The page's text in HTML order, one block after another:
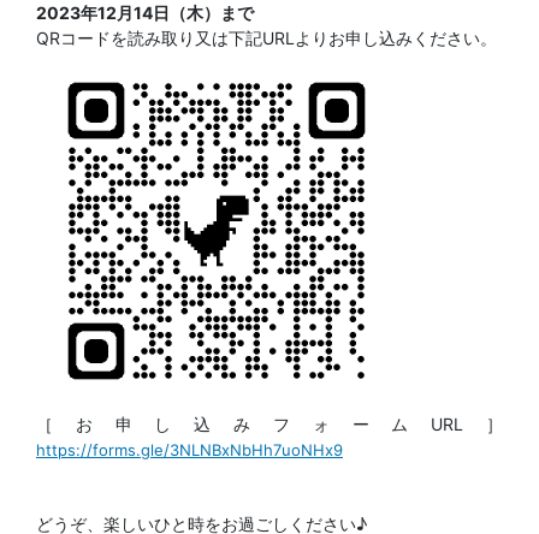
2023年12月14日（木）まで
QRコードを読み取り又は下記URL よりお申し込みください。
［お申し込みフォーム URL ］
https://forms.gle/3NLNBxNbHh7uoNHx9
どうぞ、楽しいひと時をお過ごしください♪